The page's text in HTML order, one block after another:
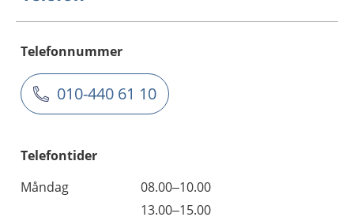
Telefonnummer
010-440 61 10
Telefontider
Måndag
08.00–10.00
13.00–15.00